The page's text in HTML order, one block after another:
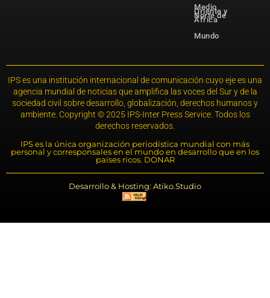
Medio
Oriente y
Norte de
África
Mundo
IPS es una institución internacional de comunicación cuyo eje es una
agencia mundial de noticias que amplifica las voces del Sur y de la
sociedad civil sobre desarrollo, globalización, derechos humanos y
ambiente. Copyright © 2025 IPS-Inter Press Service. Todos los
derechos reservados.
IPS es la única organización periodística mundial con más
personal y corresponsales en el mundo en desarrollo que en los
países ricos. DONAR
Desarrollo & Hosting: Atiko.Studio